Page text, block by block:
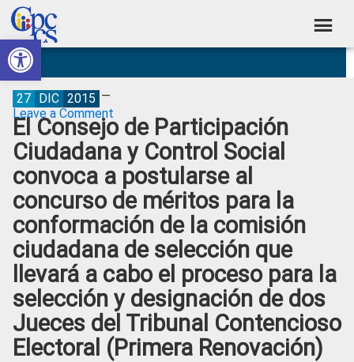
Abrir barra de herramientas
Skip
to
primary
navigation
Skip
to
main
content
Skip
to
primary
sidebar
Skip
to
footer
Consejo
de
Participación
Ciudadana
Control
Social
Construyendo
Poder
Ciudadano
El Consejo de Participación
Ciudadana y Control Social
convoca a postularse al
concurso de méritos para la
conformación de la comisión
ciudadana de selección que
llevará a cabo el proceso para la
selección y designación de dos
Jueces del Tribunal Contencioso
Electoral (Primera Renovación)
27 DIC 2015
Leave a Comment